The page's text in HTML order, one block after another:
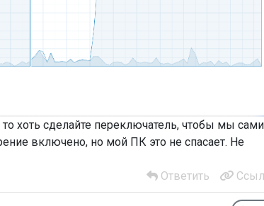
хоть сделайте переключатель, чтобы мы сами
включено, но мой ПК это не спасает. Не
Ответить